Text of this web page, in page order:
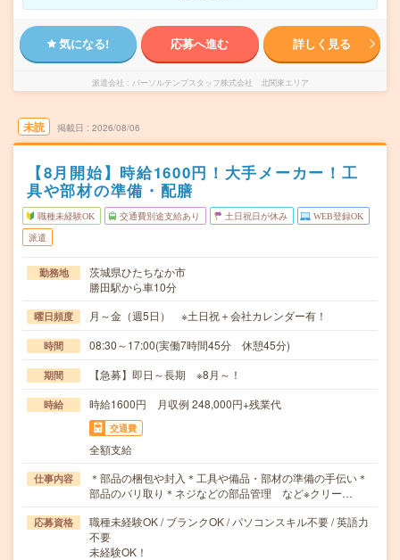
気になる! 応募へ進む 詳しく見る
派遣会社 パーソルテンプスタッフ株式会社 北関東エリア
未読 掲載日 2026/08/06
【8月開始】時給1600円！大手メーカー！工
具や部材の準備・配膳
職種未経験OK 交通費別途支給あり 土日祝日が休み WEB登録OK
派遣
勤務地
茨城県ひたちなか市
勝田駅から車10分
曜日頻度 月～金（週5日） ※土日祝＋会社カレンダー有！
時間 08:30～17:00(実働7時間45分 休憩45分)
期間 【急募】即日～長期 ※8月～！
時給 時給1600円 月収例 248,000円+残業代
交通費
全額支給
仕事内容
＊部品の梱包や封入＊工具や備品・部材の準備の手伝い＊
部品のバリ取り＊ネジなどの部品管理 など※クリー…
応募資格
職種未経験OK / ブランクOK / パソコンスキル不要 / 英語力
不要
未経験OK！